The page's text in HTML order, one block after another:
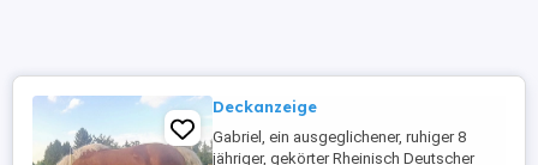
Deckanzeige
Gabriel, ein ausgeglichener, ruhiger 8
jähriger, gekörter Rheinisch Deutscher